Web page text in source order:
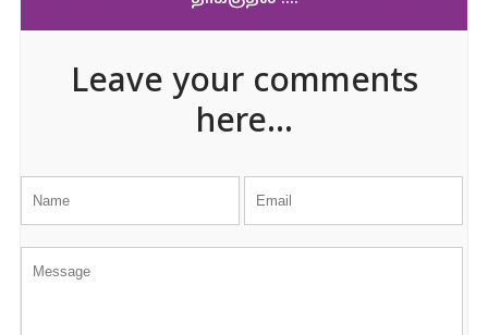
Leave your comments
here...